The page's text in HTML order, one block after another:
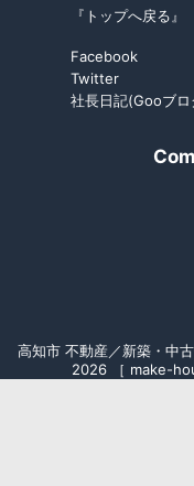
『トップへ戻る』
Facebook
Twitter
社長日記(Gooブロ
高知市 不動産／新築・中
2026 ［ make-